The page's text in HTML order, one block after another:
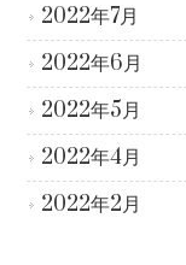
2022年7月
2022年6月
2022年5月
2022年4月
2022年2月